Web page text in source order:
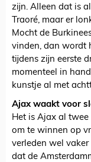
zijn. Alleen dat is
Traoré, maar er
Mocht de
vinden, dan wordt
tijdens zijn eerste
momenteel in
kunstje al met
Ajax waakt voor
Het is Ajax al
om te winnen op
verleden wel vaker
dat de